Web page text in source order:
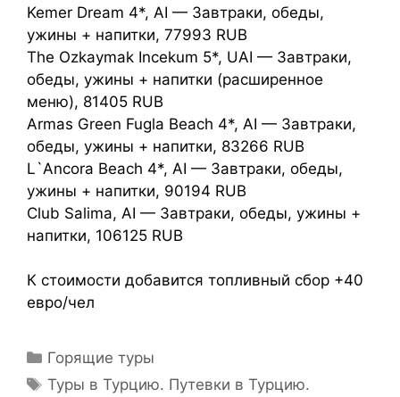
Kemer Dream 4*, AI — Завтраки, обеды,
ужины + напитки, 77993 RUB
The Ozkaymak Incekum 5*, UAI — Завтраки,
обеды, ужины + напитки (расширенное
меню), 81405 RUB
Armas Green Fugla Beach 4*, AI — Завтраки,
обеды, ужины + напитки, 83266 RUB
L`Ancora Beach 4*, AI — Завтраки, обеды,
ужины + напитки, 90194 RUB
Club Salima, AI — Завтраки, обеды, ужины +
напитки, 106125 RUB
К стоимости добавится топливный сбор +40
евро/чел
Горящие туры
Туры в Турцию. Путевки в Турцию.